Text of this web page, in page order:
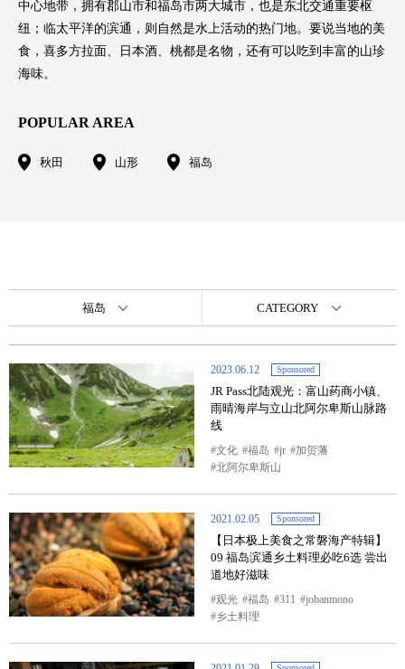
中心地带，拥有郡山市和福岛市两大城市，也是东北交通重要枢
纽；临太平洋的滨通，则自然是水上活动的热门地。要说当地的美
食，喜多方拉面、日本酒、桃都是名物，还有可以吃到丰富的山珍
海味。
POPULAR AREA
秋田 山形 福岛
福岛 CATEGORY
2023.06.12 Sponsored
JR Pass北陆观光：富山药商小镇、
雨晴海岸与立山北阿尔卑斯山脉路
线
文化 福岛 jr
加贺藩
北阿尔卑斯山
2021.02.05 Sponsored
【日本极上美食之常磐海产特辑】
09 福岛滨通乡土料理必吃6选 尝出
道地好滋味
观光 福岛 311
jobanmono
乡土料理